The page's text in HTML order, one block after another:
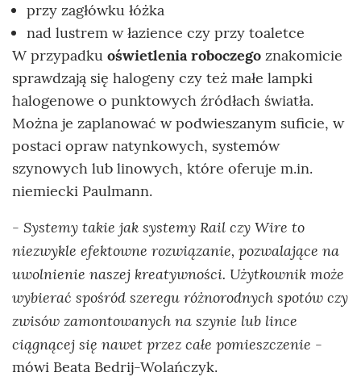
przy zagłówku łóżka
nad lustrem w łazience czy przy toaletce
W przypadku oświetlenia roboczego znakomicie
sprawdzają się halogeny czy też małe lampki
halogenowe o punktowych źródłach światła.
Można je zaplanować w podwieszanym suficie, w
postaci opraw natynkowych, systemów
szynowych lub linowych, które oferuje m.in.
niemiecki Paulmann.
- Systemy takie jak systemy Rail czy Wire to
niezwykle efektowne rozwiązanie, pozwalające na
uwolnienie naszej kreatywności. Użytkownik może
wybierać spośród szeregu różnorodnych spotów czy
zwisów zamontowanych na szynie lub lince
ciągnącej się nawet przez całe pomieszczenie -
mówi Beata Bedrij-Wolańczyk.